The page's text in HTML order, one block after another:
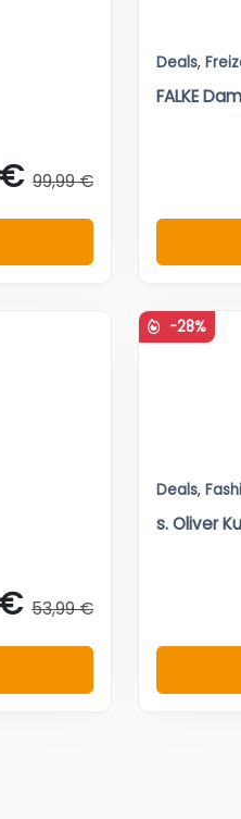
99,99 €
Deals,
FALKE
53,99 €
-28%
Deals,
s. Oliver